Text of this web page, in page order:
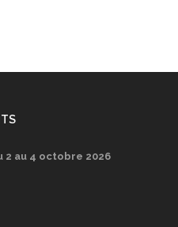
2 au 4 octobre 2026